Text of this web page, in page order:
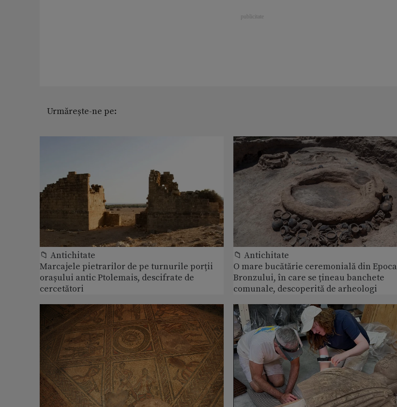
Urmărește-ne pe:
📁 Antichitate
Marcajele pietrarilor de pe turnurile porții
orașului antic Ptolemais, descifrate de
cercetători
📁 Antichitate
O mare bucătărie ceremonială din Epoca
Bronzului, în care se țineau banchete
comunale, descoperită de arheologi